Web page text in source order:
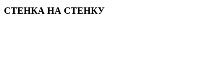
СТЕНКА НА СТЕНКУ